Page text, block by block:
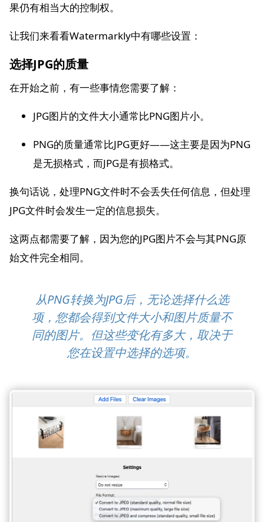
果仍有相当大的控制权。
让我们来看看Watermarkly中有哪些设置：
选择JPG的质量
在开始之前，有一些事情您需要了解：
JPG图片的文件大小通常比PNG图片小。
PNG的质量通常比JPG更好——这主要是因为PNG
是无损格式，而JPG是有损格式。
换句话说，处理PNG文件时不会丢失任何信息，但处理
JPG文件时会发生一定的信息损失。
这两点都需要了解，因为您的JPG图片不会与其PNG原
始文件完全相同。
从PNG转换为JPG后，无论选择什么选
项，您都会得到文件大小和图片质量不
同的图片。但这些变化有多大，取决于
您在设置中选择的选项。